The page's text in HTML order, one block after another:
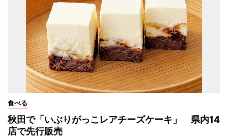
食べる
秋田で「いぶりがっこレアチーズケーキ」 県内14
店で先行販売